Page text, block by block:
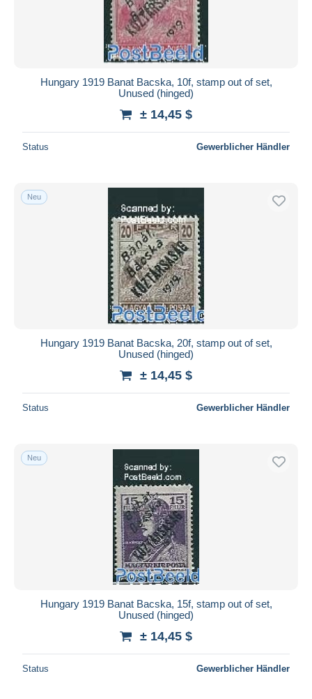
Hungary 1919 Banat Bacska, 10f, stamp out of set,
Unused (hinged)
± 14,45 $
Status Gewerblicher Händler
Neu
Hungary 1919 Banat Bacska, 20f, stamp out of set,
Unused (hinged)
± 14,45 $
Status Gewerblicher Händler
Neu
Hungary 1919 Banat Bacska, 15f, stamp out of set,
Unused (hinged)
± 14,45 $
Status Gewerblicher Händler